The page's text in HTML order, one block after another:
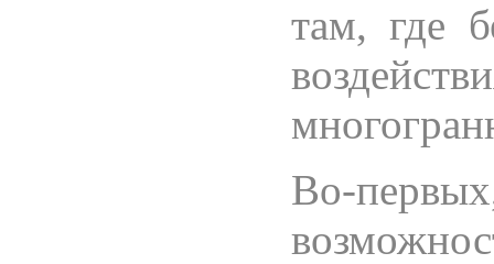
там, где
Во-